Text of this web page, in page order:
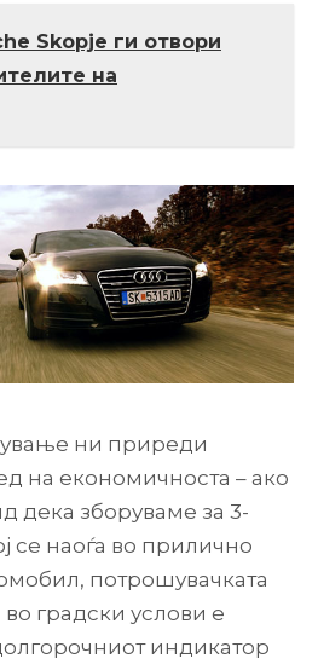
Skopje ги отвори
на
ни приреди
на економичноста – ако
дека зборуваме за 3-
се наоѓа во прилично
потрошувачката
градски услови е
индикатор